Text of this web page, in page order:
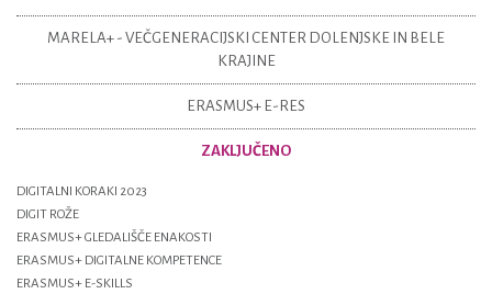
MARELA+ - VEČGENERACIJSKI CENTER DOLENJSKE IN BELE
KRAJINE
ERASMUS+ E-RES
ZAKLJUČENO
DIGITALNI KORAKI 2023
DIGIT ROŽE
ERASMUS+ GLEDALIŠČE ENAKOSTI
ERASMUS+ DIGITALNE KOMPETENCE
ERASMUS+ E-SKILLS